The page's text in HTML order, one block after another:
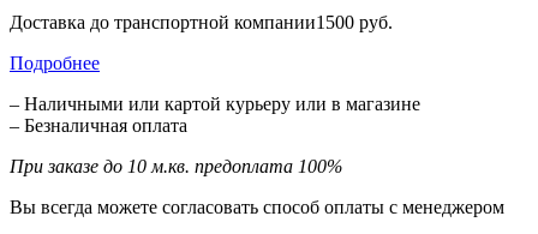
Доставка до транспортной компании1500 руб.
Подробнее
– Наличными или картой курьеру или в магазине
– Безналичная оплата
При заказе до 10 м.кв. предоплата 100%
Вы всегда можете согласовать способ оплаты с менеджером